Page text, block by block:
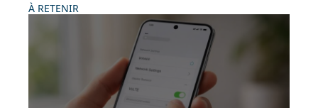
À RETENIR